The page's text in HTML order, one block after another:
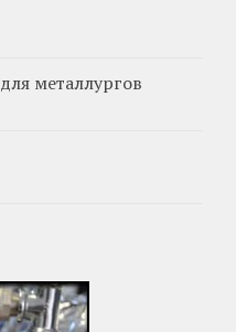
металлургов